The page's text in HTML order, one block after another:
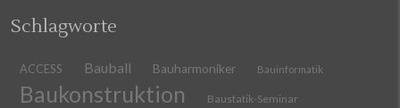
Schlagworte
ACCESS Bauball Bauharmoniker Bauinformatik
Baukonstruktion Baustatik-Seminar